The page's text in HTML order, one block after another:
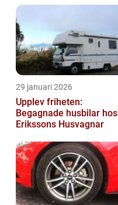
29 januari 2026
Upplev friheten:
Begagnade husbilar hos
Erikssons Husvagnar